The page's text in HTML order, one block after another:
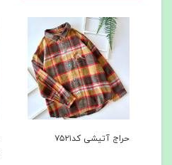
حراج آتیشی کد۷۵۲۱